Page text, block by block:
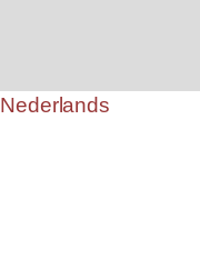
Nederlands